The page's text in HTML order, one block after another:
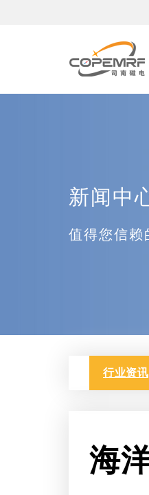
新闻中
值得您信赖
行业资讯
海